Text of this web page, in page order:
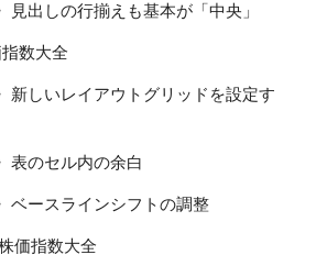
見出しの行揃えも基本が「中央」
数大全
新しいレイアウトグリッドを設定す
表のセル内の余白
ベースラインシフトの調整
価指数大全